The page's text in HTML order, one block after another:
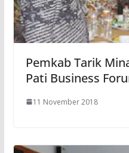
Pemkab Tarik
Pati Business
11 November 2018